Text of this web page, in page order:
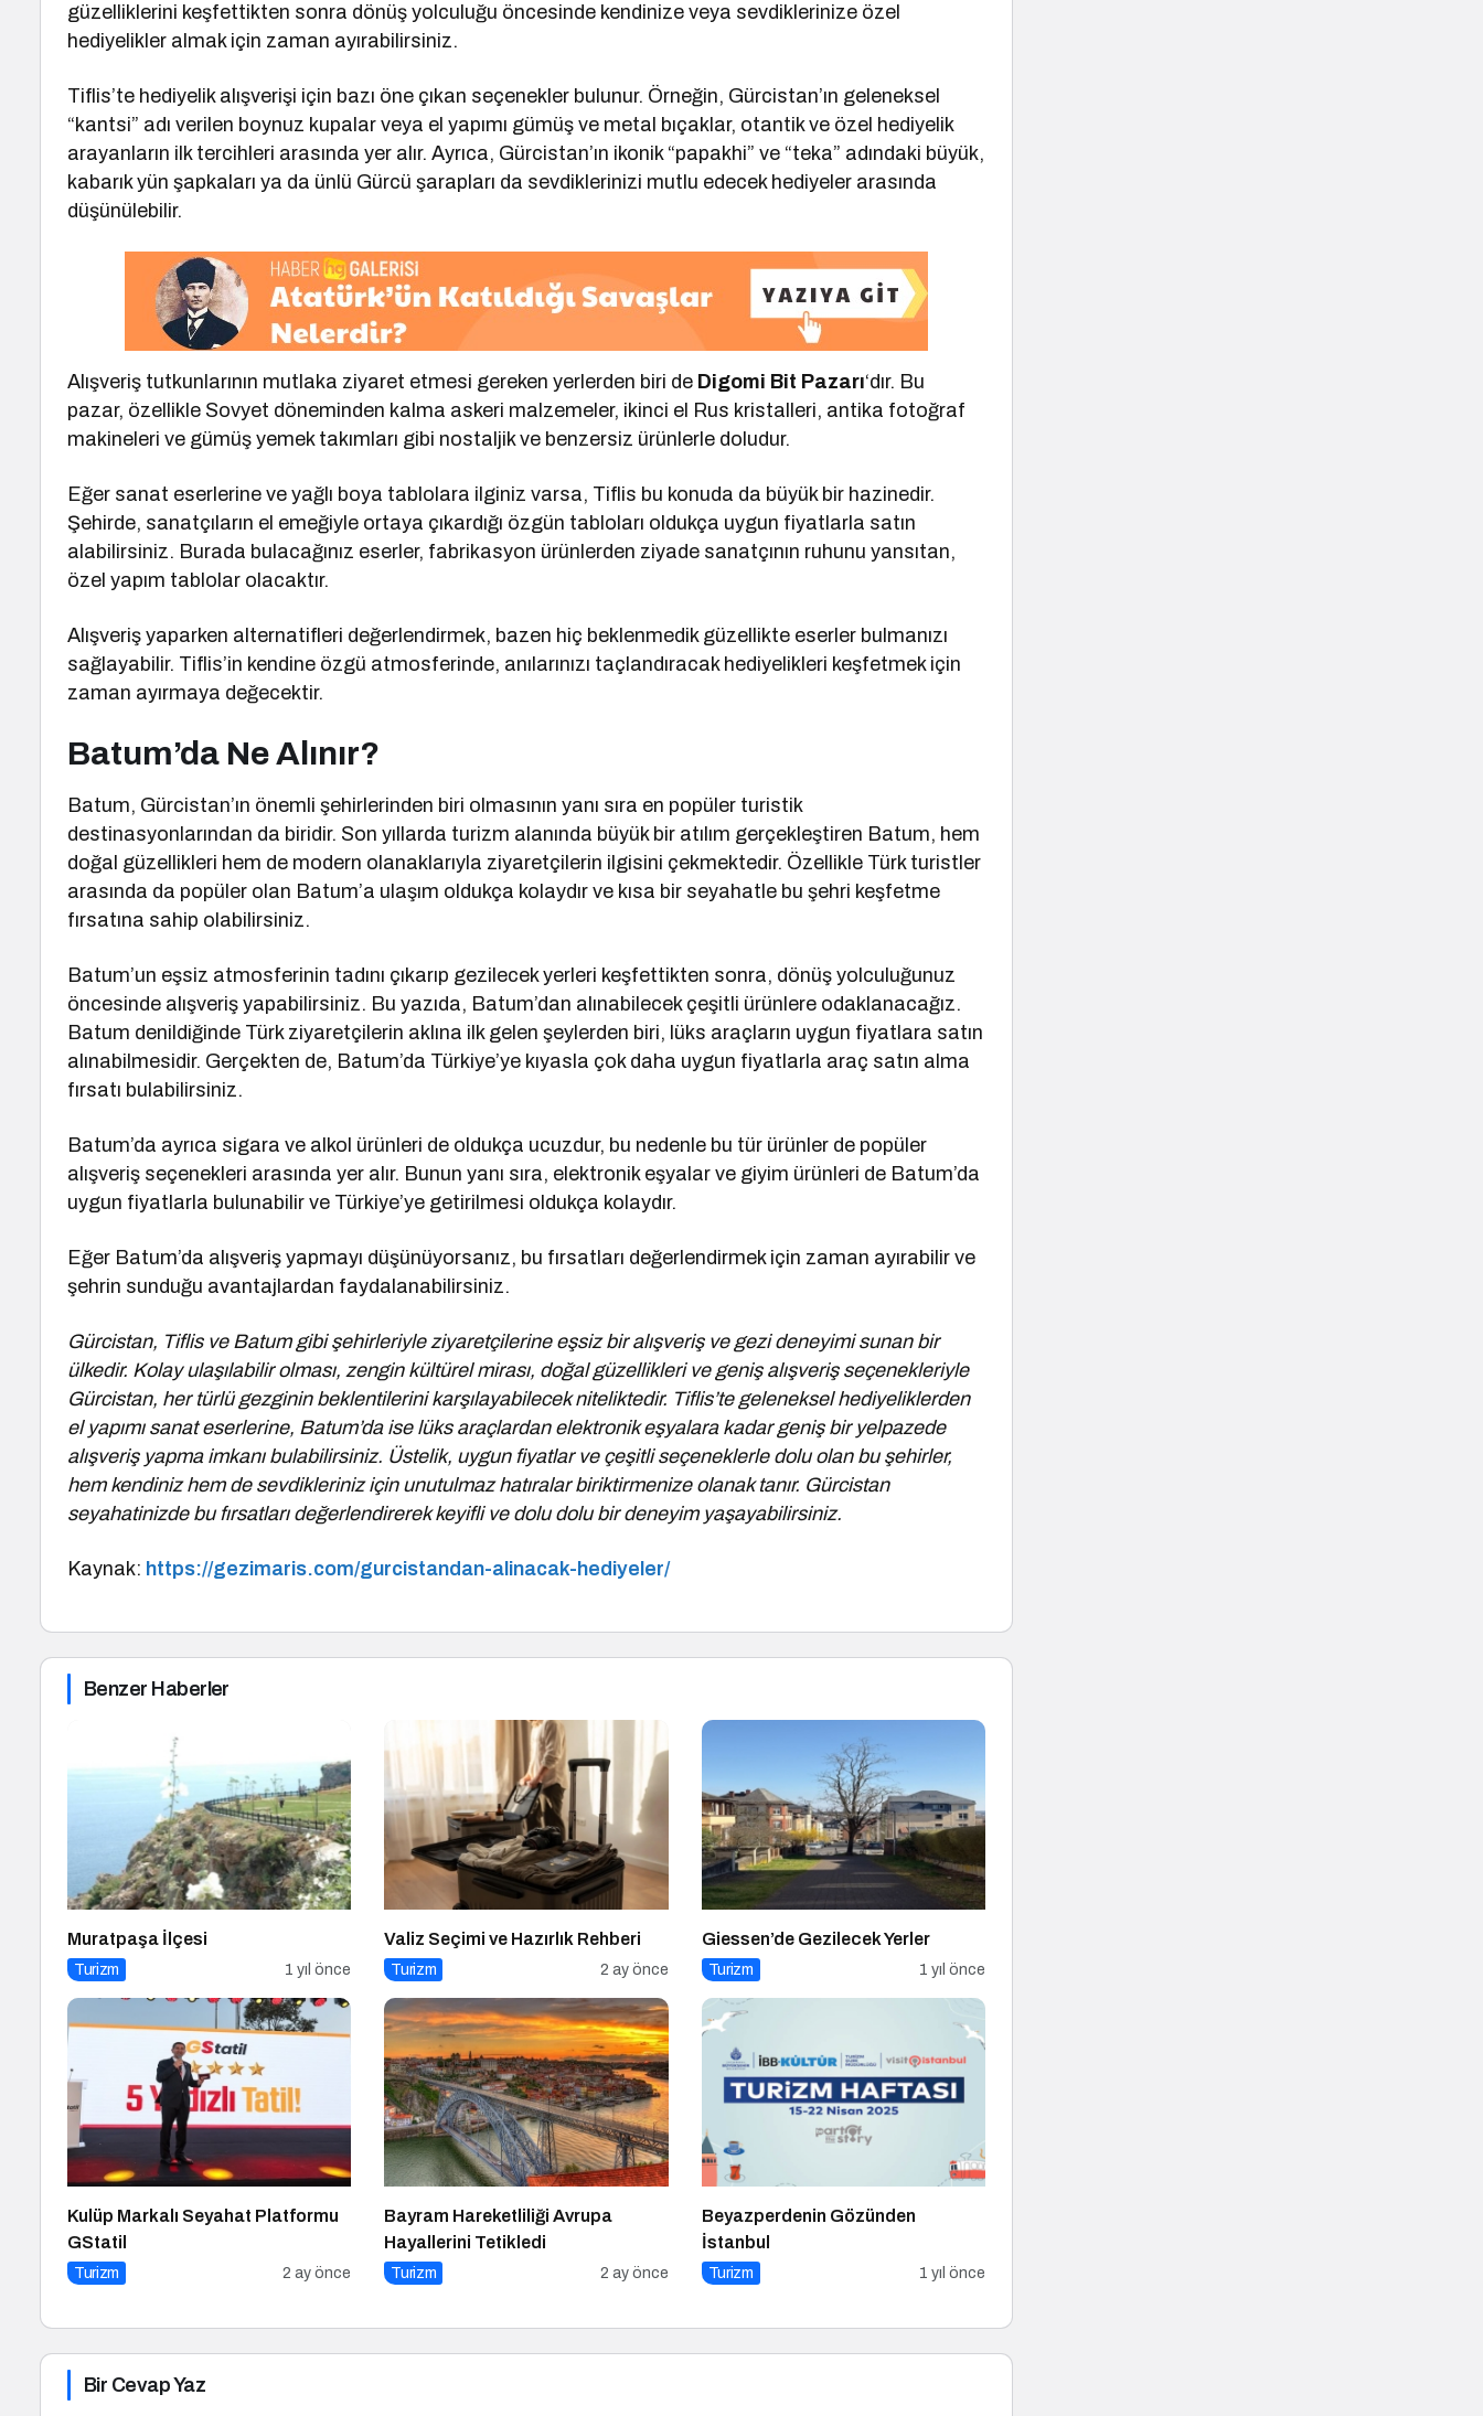
güzelliklerini keşfettikten sonra dönüş yolculuğu öncesinde kendinize veya sevdiklerinize özel
hediyelikler almak için zaman ayırabilirsiniz.
Tiflis’te hediyelik alışverişi için bazı öne çıkan seçenekler bulunur. Örneğin, Gürcistan’ın geleneksel
“kantsi” adı verilen boynuz kupalar veya el yapımı gümüş ve metal bıçaklar, otantik ve özel hediyelik
arayanların ilk tercihleri arasında yer alır. Ayrıca, Gürcistan’ın ikonik “papakhi” ve “teka” adındaki büyük,
kabarık yün şapkaları ya da ünlü Gürcü şarapları da sevdiklerinizi mutlu edecek hediyeler arasında
düşünülebilir.
Alışveriş tutkunlarının mutlaka ziyaret etmesi gereken yerlerden biri de Digomi Bit Pazarı‘dır. Bu
pazar, özellikle Sovyet döneminden kalma askeri malzemeler, ikinci el Rus kristalleri, antika fotoğraf
makineleri ve gümüş yemek takımları gibi nostaljik ve benzersiz ürünlerle doludur.
Eğer sanat eserlerine ve yağlı boya tablolara ilginiz varsa, Tiflis bu konuda da büyük bir hazinedir.
Şehirde, sanatçıların el emeğiyle ortaya çıkardığı özgün tabloları oldukça uygun fiyatlarla satın
alabilirsiniz. Burada bulacağınız eserler, fabrikasyon ürünlerden ziyade sanatçının ruhunu yansıtan,
özel yapım tablolar olacaktır.
Alışveriş yaparken alternatifleri değerlendirmek, bazen hiç beklenmedik güzellikte eserler bulmanızı
sağlayabilir. Tiflis’in kendine özgü atmosferinde, anılarınızı taçlandıracak hediyelikleri keşfetmek için
zaman ayırmaya değecektir.
Batum’da Ne Alınır?
Batum, Gürcistan’ın önemli şehirlerinden biri olmasının yanı sıra en popüler turistik
destinasyonlarından da biridir. Son yıllarda turizm alanında büyük bir atılım gerçekleştiren Batum, hem
doğal güzellikleri hem de modern olanaklarıyla ziyaretçilerin ilgisini çekmektedir. Özellikle Türk turistler
arasında da popüler olan Batum’a ulaşım oldukça kolaydır ve kısa bir seyahatle bu şehri keşfetme
fırsatına sahip olabilirsiniz.
Batum’un eşsiz atmosferinin tadını çıkarıp gezilecek yerleri keşfettikten sonra, dönüş yolculuğunuz
öncesinde alışveriş yapabilirsiniz. Bu yazıda, Batum’dan alınabilecek çeşitli ürünlere odaklanacağız.
Batum denildiğinde Türk ziyaretçilerin aklına ilk gelen şeylerden biri, lüks araçların uygun fiyatlara satın
alınabilmesidir. Gerçekten de, Batum’da Türkiye’ye kıyasla çok daha uygun fiyatlarla araç satın alma
fırsatı bulabilirsiniz.
Batum’da ayrıca sigara ve alkol ürünleri de oldukça ucuzdur, bu nedenle bu tür ürünler de popüler
alışveriş seçenekleri arasında yer alır. Bunun yanı sıra, elektronik eşyalar ve giyim ürünleri de Batum’da
uygun fiyatlarla bulunabilir ve Türkiye’ye getirilmesi oldukça kolaydır.
Eğer Batum’da alışveriş yapmayı düşünüyorsanız, bu fırsatları değerlendirmek için zaman ayırabilir ve
şehrin sunduğu avantajlardan faydalanabilirsiniz.
Gürcistan, Tiflis ve Batum gibi şehirleriyle ziyaretçilerine eşsiz bir alışveriş ve gezi deneyimi sunan bir
ülkedir. Kolay ulaşılabilir olması, zengin kültürel mirası, doğal güzellikleri ve geniş alışveriş seçenekleriyle
Gürcistan, her türlü gezginin beklentilerini karşılayabilecek niteliktedir. Tiflis’te geleneksel hediyeliklerden
el yapımı sanat eserlerine, Batum’da ise lüks araçlardan elektronik eşyalara kadar geniş bir yelpazede
alışveriş yapma imkanı bulabilirsiniz. Üstelik, uygun fiyatlar ve çeşitli seçeneklerle dolu olan bu şehirler,
hem kendiniz hem de sevdikleriniz için unutulmaz hatıralar biriktirmenize olanak tanır. Gürcistan
seyahatinizde bu fırsatları değerlendirerek keyifli ve dolu dolu bir deneyim yaşayabilirsiniz.
Kaynak: https://gezimaris.com/gurcistandan-alinacak-hediyeler/
Benzer Haberler
Muratpaşa İlçesi
Turizm 1 yıl önce
Valiz Seçimi ve Hazırlık Rehberi
Turizm 2 ay önce
Giessen’de Gezilecek Yerler
Turizm 1 yıl önce
Kulüp Markalı Seyahat Platformu
GStatil
Turizm 2 ay önce
Bayram Hareketliliği Avrupa
Hayallerini Tetikledi
Turizm 2 ay önce
Beyazperdenin Gözünden
İstanbul
Turizm 1 yıl önce
Bir Cevap Yaz